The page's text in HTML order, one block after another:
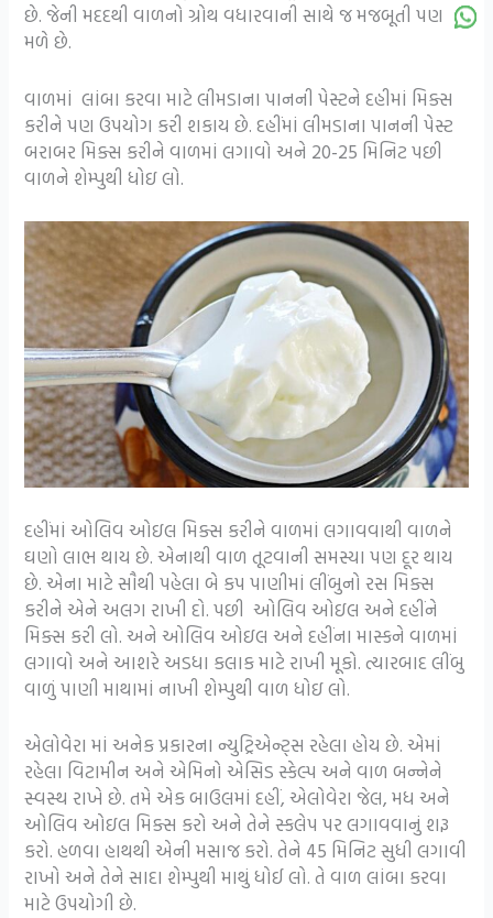
છે. જેની મદદથી વાળનો ગ્રોથ વધારવાની સાથે જ મજબૂતી પણ
મળે છે.
વાળમાં લાંબા કરવા માટે લીમડાના પાનની પેસ્ટને દહીમાં મિક્સ
કરીને પણ ઉપયોગ કરી શકાય છે. દહીંમાં લીમડાના પાનની પેસ્ટ
બરાબર મિક્સ કરીને વાળમાં લગાવો અને 20-25 મિનિટ પછી
વાળને શેમ્પુથી ધોઇ લો.
દહીંમાં ઓલિવ ઓઇલ મિક્સ કરીને વાળમાં લગાવવાથી વાળને
ઘણો લાભ થાય છે. એનાથી વાળ તૂટવાની સમસ્યા પણ દૂર થાય
છે. એના માટે સૌથી પહેલા બે કપ પાણીમાં લીંબુનો રસ મિક્સ
કરીને એને અલગ રાખી દો. પછી ઓલિવ ઓઇલ અને દહીંને
મિક્સ કરી લો. અને ઓલિવ ઓઇલ અને દહીંના માસ્કને વાળમાં
લગાવો અને આશરે અડધા કલાક માટે રાખી મૂકો. ત્યારબાદ લીંબુ
વાળું પાણી માથામાં નાખી શેમ્પુથી વાળ ધોઇ લો.
એલોવેરા માં અનેક પ્રકારના ન્યુટ્રિએન્ટ્સ રહેલા હોય છે. એમાં
રહેલા વિટામીન અને એમિનો એસિડ સ્કેલ્પ અને વાળ બન્નેને
સ્વસ્થ રાખે છે. તમે એક બાઉલમાં દહીં, એલોવેરા જેલ, મધ અને
ઓલિવ ઓઇલ મિક્સ કરો અને તેને સ્કલેપ પર લગાવવાનું શરૂ
કરો. હળવા હાથથી એની મસાજ કરો. તેને 45 મિનિટ સુધી લગાવી
રાખો અને તેને સાદા શેમ્પુથી માથું ધોઈ લો. તે વાળ લાંબા કરવા
માટે ઉપયોગી છે.